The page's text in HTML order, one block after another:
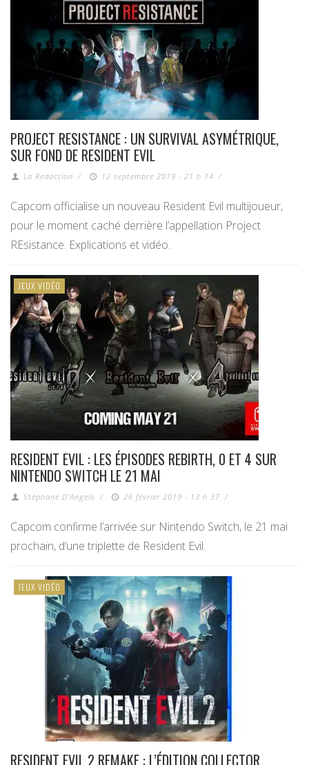
PROJECT RESISTANCE : UN SURVIVAL ASYMÉTRIQUE,
SUR FOND DE RESIDENT EVIL
La Redaction / 12 septembre 2019 - 21 h 14 /
Capcom officialise un nouveau Resident Evil multijoueur,
pour le moment caché derrière l’appellation Project
REsistance. Explications et vidéo.
JEUX VIDÉO
RESIDENT EVIL : LES ÉPISODES REBIRTH, 0 ET 4 SUR
NINTENDO SWITCH LE 21 MAI
Stéphane D'Angelo / 26 février 2019 - 13 h 37 /
Capcom confirme l’arrivée sur Nintendo Switch, le 21 mai
prochain, d’une triplette de Resident Evil.
JEUX VIDÉO
RESIDENT EVIL 2 REMAKE : L’ÉDITION COLLECTOR